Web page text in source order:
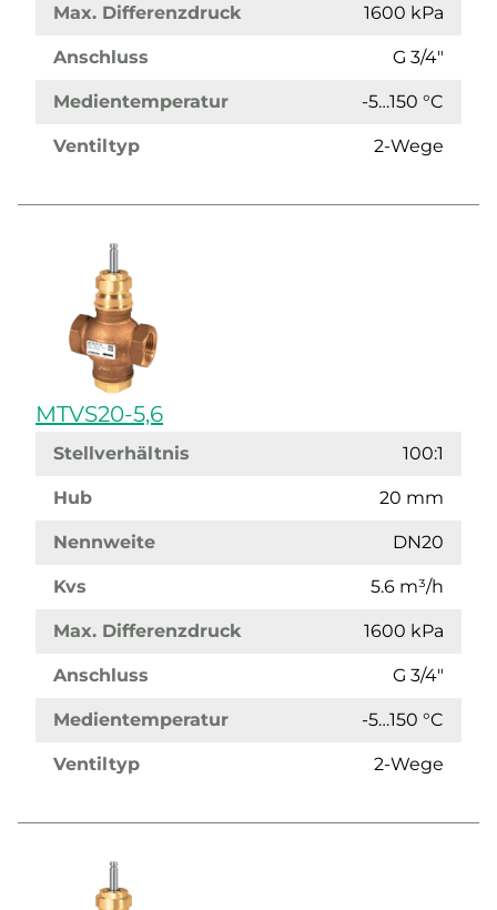
Max. Differenzdruck 1600 kPa
Anschluss G 3/4"
Medientemperatur -5…150 °C
Ventiltyp 2-Wege
MTVS20-5,6
Stellverhältnis 100:1
Hub 20 mm
Nennweite DN20
Kvs 5.6 m³/h
Max. Differenzdruck 1600 kPa
Anschluss G 3/4"
Medientemperatur -5…150 °C
Ventiltyp 2-Wege